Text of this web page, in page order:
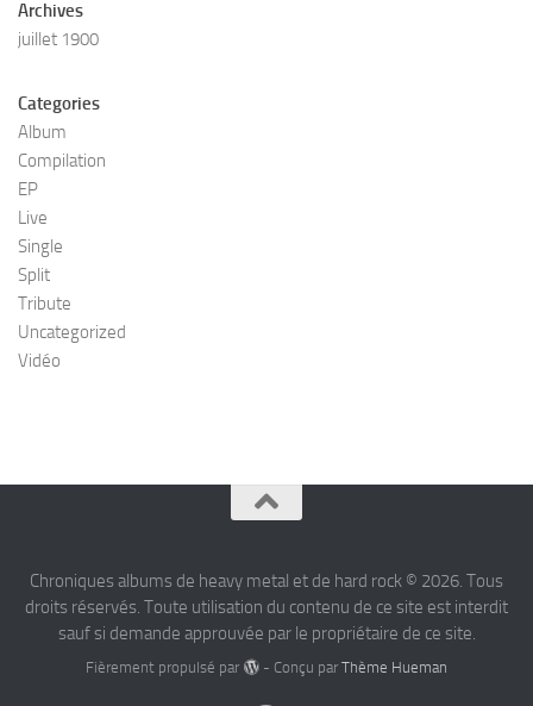
Archives
juillet 1900
Categories
Album
Compilation
EP
Live
Single
Split
Tribute
Uncategorized
Vidéo
Chroniques albums de heavy metal et de hard rock © 2026. Tous
droits réservés. Toute utilisation du contenu de ce site est interdit
sauf si demande approuvée par le propriétaire de ce site.
Fièrement propulsé par - Conçu par Thème Hueman